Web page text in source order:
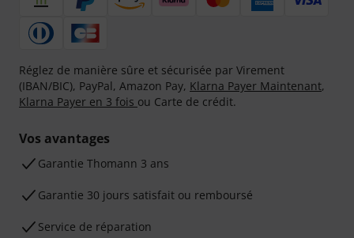
Réglez de manière sûre et sécurisée par Virement
(IBAN/BIC), PayPal, Amazon Pay, Klarna Payer Maintenant,
Klarna Payer en 3 fois ou Carte de crédit.
Vos avantages
Ga­ran­tie Thomann 3 ans
Garantie 30 jours satisfait ou remboursé
Service de réparation